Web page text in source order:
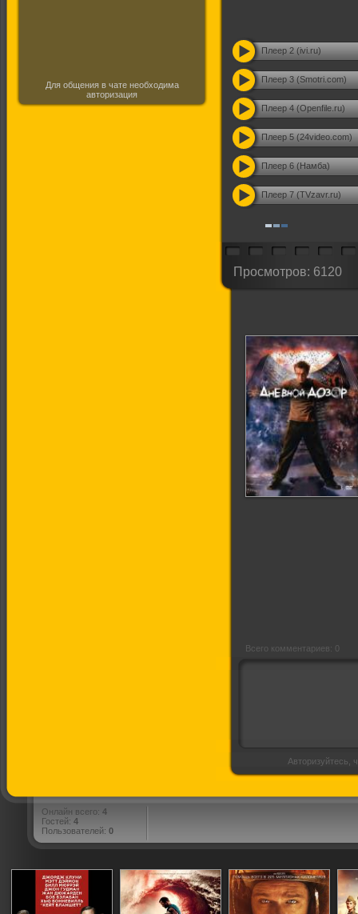
Для общения в чате необходима
авторизация
Плеер 2 (ivi.ru)
Плеер 3 (Smotri.com)
Плеер 4 (Openfile.ru)
Плеер 5 (24video.com)
Плеер 6 (Намба)
Плеер 7 (TVzavr.ru)
Просмотров: 6120
Всего комментариев: 0
Авторизуйтесь,
Онлайн всего: 4
Гостей: 4
Пользователей: 0